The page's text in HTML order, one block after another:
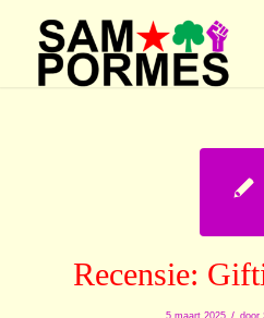
Recensie:
5 maart 2025 / door